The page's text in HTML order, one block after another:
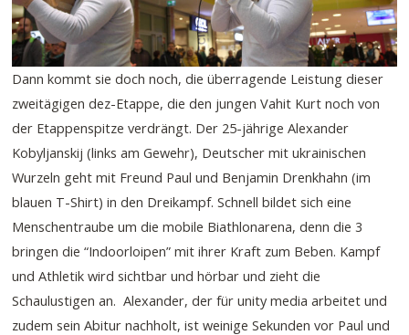
Dann kommt sie doch noch, die überragende Leistung dieser
zweitägigen dez-Etappe, die den jungen Vahit Kurt noch von
der Etappenspitze verdrängt. Der 25-jährige Alexander
Kobyljanskij (links am Gewehr), Deutscher mit ukrainischen
Wurzeln geht mit Freund Paul und Benjamin Drenkhahn (im
blauen T-Shirt) in den Dreikampf. Schnell bildet sich eine
Menschentraube um die mobile Biathlonarena, denn die 3
bringen die “Indoorloipen” mit ihrer Kraft zum Beben. Kampf
und Athletik wird sichtbar und hörbar und zieht die
Schaulustigen an. Alexander, der für unity media arbeitet und
zudem sein Abitur nachholt, ist weinige Sekunden vor Paul und